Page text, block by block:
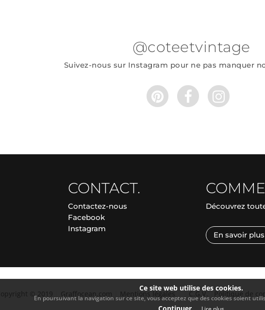
@coteetvintage
Suivez-nous sur Instagram pour ne pas manquer
CONTACT.
Contactez-nous
Facebook
Instagram
Découvrez
En savoir plus
Copyright © 2019 Graffocean.com Mentions légales C.G.V. Politique de
Ce site web utilise des cookies.
En poursuivant la navigation sur ce site, vous acceptez que des cookies soient